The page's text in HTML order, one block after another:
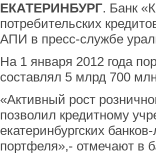
ЕКАТЕРИНБУРГ. Банк
потребительских
АПИ в пресс-службе
На 1 января 2012 года
составлял 5 млрд 700
«Активный рост
позволил кредитному
екатеринбургских
портфеля»,- отмечают в